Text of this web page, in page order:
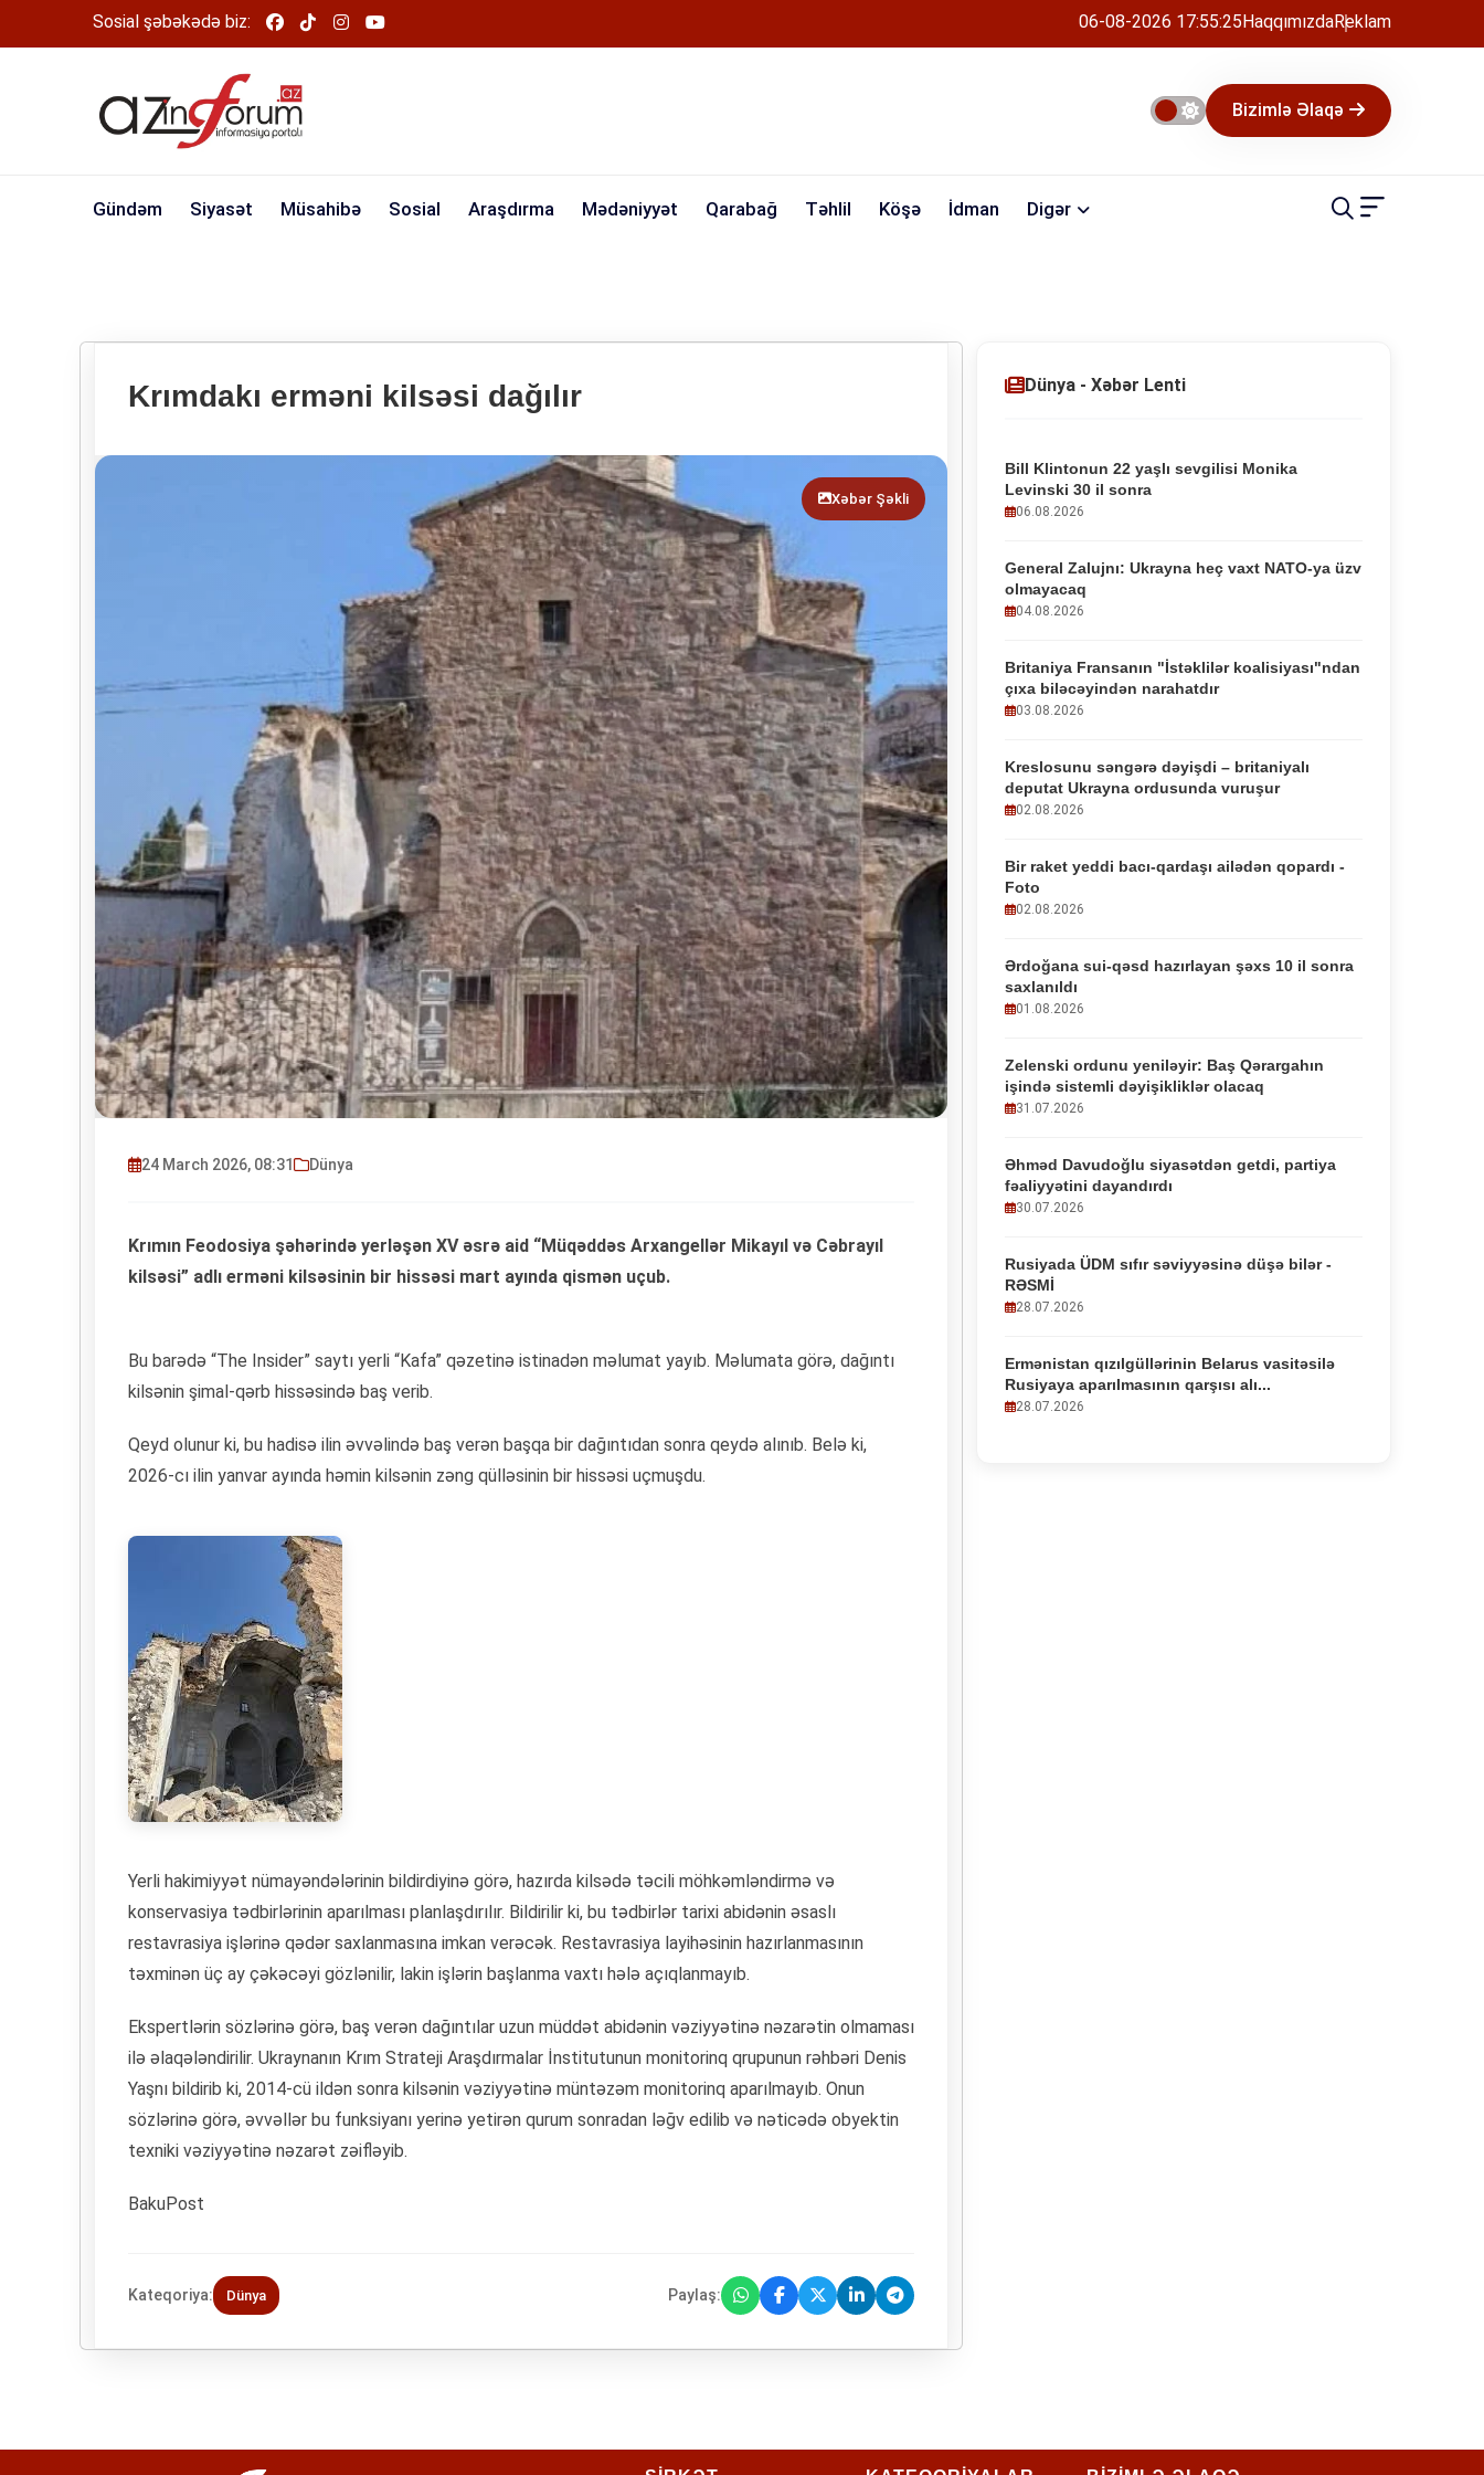
Sosial şəbəkədə biz: 06-08-2026 17:55:26HaqqımızdaReklam
Bizimlə Əlaqə
Gündəm Siyasət Müsahibə Sosial Araşdırma Mədəniyyət Qarabağ Təhlil Köşə İdman Digər
Krımdakı erməni kilsəsi dağılır
Xəbər Şəkli
24 March 2026, 08:31 Dünya
Krımın Feodosiya şəhərində yerləşən XV əsrə aid “Müqəddəs Arxangellər Mikayıl və Cəbrayıl
kilsəsi” adlı erməni kilsəsinin bir hissəsi mart ayında qismən uçub.
Bu barədə “The Insider” saytı yerli “Kafa” qəzetinə istinadən məlumat yayıb. Məlumata görə, dağıntı
kilsənin şimal-qərb hissəsində baş verib.
Qeyd olunur ki, bu hadisə ilin əvvəlində baş verən başqa bir dağıntıdan sonra qeydə alınıb. Belə ki,
2026-cı ilin yanvar ayında həmin kilsənin zəng qülləsinin bir hissəsi uçmuşdu.
Yerli hakimiyyət nümayəndələrinin bildirdiyinə görə, hazırda kilsədə təcili möhkəmləndirmə və
konservasiya tədbirlərinin aparılması planlaşdırılır. Bildirilir ki, bu tədbirlər tarixi abidənin əsaslı
restavrasiya işlərinə qədər saxlanmasına imkan verəcək. Restavrasiya layihəsinin hazırlanmasının
təxminən üç ay çəkəcəyi gözlənilir, lakin işlərin başlanma vaxtı hələ açıqlanmayıb.
Ekspertlərin sözlərinə görə, baş verən dağıntılar uzun müddət abidənin vəziyyətinə nəzarətin olmaması
ilə əlaqələndirilir. Ukraynanın Krım Strateji Araşdırmalar İnstitutunun monitorinq qrupunun rəhbəri Denis
Yaşnı bildirib ki, 2014-cü ildən sonra kilsənin vəziyyətinə müntəzəm monitorinq aparılmayıb. Onun
sözlərinə görə, əvvəllər bu funksiyanı yerinə yetirən qurum sonradan ləğv edilib və nəticədə obyektin
texniki vəziyyətinə nəzarət zəifləyib.
BakuPost
Kateqoriya: Dünya Paylaş:
Dünya - Xəbər Lenti
Bill Klintonun 22 yaşlı sevgilisi Monika
Levinski 30 il sonra
06.08.2026
General Zalujnı: Ukrayna heç vaxt NATO-ya üzv
olmayacaq
04.08.2026
Britaniya Fransanın "İstəklilər koalisiyası"ndan
çıxa biləcəyindən narahatdır
03.08.2026
Kreslosunu səngərə dəyişdi – britaniyalı
deputat Ukrayna ordusunda vuruşur
02.08.2026
Bir raket yeddi bacı-qardaşı ailədən qopardı -
Foto
02.08.2026
Ərdoğana sui-qəsd hazırlayan şəxs 10 il sonra
saxlanıldı
01.08.2026
Zelenski ordunu yeniləyir: Baş Qərargahın
işində sistemli dəyişikliklər olacaq
31.07.2026
Əhməd Davudoğlu siyasətdən getdi, partiya
fəaliyyətini dayandırdı
30.07.2026
Rusiyada ÜDM sıfır səviyyəsinə düşə bilər -
RƏSMİ
28.07.2026
Ermənistan qızılgüllərinin Belarus vasitəsilə
Rusiyaya aparılmasının qarşısı alı...
28.07.2026